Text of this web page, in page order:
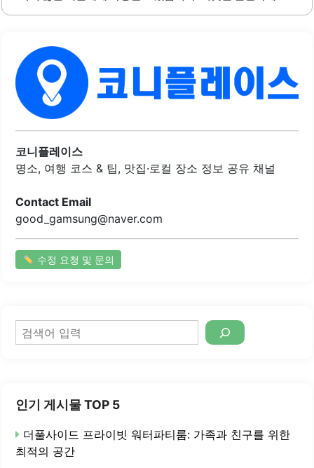
한 선택지가 있어 고객의 입맛을 만족시킬 수 있습니다. 특히,
우동면은 쫄깃하고 국물은 시원하여 많은 사람들이 선호하는
메뉴입니다. 또한, 이곳의 떡볶이와 튀김도 인기가 높으며,
사이드 메뉴로 함께 즐기기 좋습니다.길동우동은 가격 대비
양이 많아 가성비가 뛰어나며, 빠른 서비스로 바쁜 일상 속에
서도 간편하게 식사를 할 수 있습니다. 직원들은 친절하고 서
비스가 좋아 고객들이 편안하게 식사할 수 있도록 도와줍니
다. 매장..
코니플레이스
명소, 여행 코스 & 팁, 맛집·로컬 장소 정보 공유 채널
Contact Email
good_gamsung@naver.com
수정 요청 및 문의
검
색
인기 게시물 TOP 5
더풀사이드 프라이빗 워터파티룸: 가족과 친구를 위한
최적의 공간